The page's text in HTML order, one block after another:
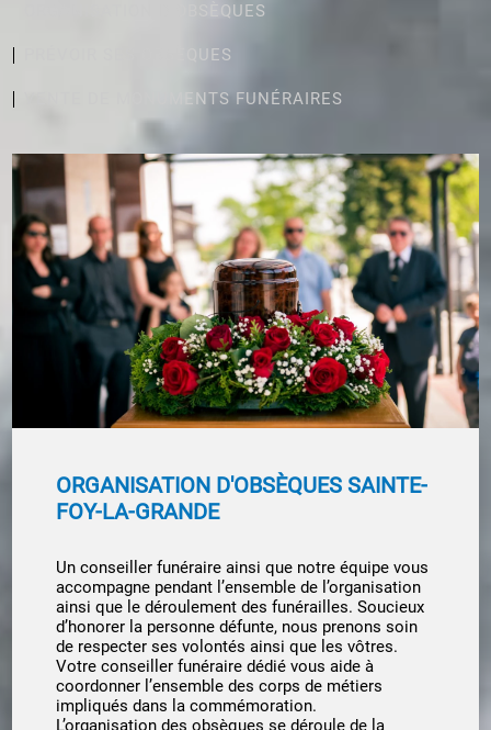
ORGANISATION D'OBSÈQUES
PRÉVOIR SES OBSÈQUES
VENTE DE MONUMENTS FUNÉRAIRES
ORGANISATION D'OBSÈQUES SAINTE-
FOY-LA-GRANDE
Un conseiller funéraire ainsi que notre équipe vous
accompagne pendant l’ensemble de l’organisation
ainsi que le déroulement des funérailles. Soucieux
d’honorer la personne défunte, nous prenons soin
de respecter ses volontés ainsi que les vôtres.
Votre conseiller funéraire dédié vous aide à
coordonner l’ensemble des corps de métiers
impliqués dans la commémoration.
L’organisation des obsèques se déroule de la